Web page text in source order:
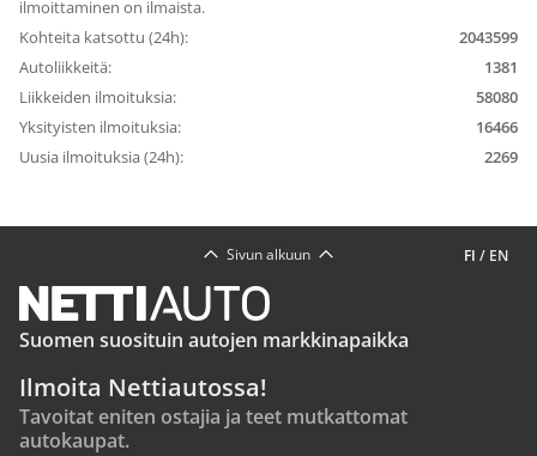
ilmoittaminen on ilmaista.
Kohteita katsottu (24h):
2043599
Autoliikkeitä:
1381
Liikkeiden ilmoituksia:
58080
Yksityisten ilmoituksia:
16466
Uusia ilmoituksia (24h):
2269
FI / EN
Sivun alkuun
Suomen suosituin autojen markkinapaikka
Ilmoita Nettiautossa!
Tavoitat eniten ostajia ja teet mutkattomat
autokaupat.